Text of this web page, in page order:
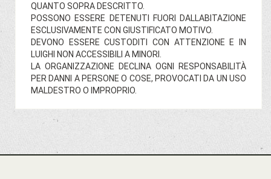
QUANTO SOPRA DESCRITTO.
POSSONO ESSERE DETENUTI FUORI DALLABITAZIONE
ESCLUSIVAMENTE CON GIUSTIFICATO MOTIVO.
DEVONO ESSERE CUSTODITI CON ATTENZIONE E IN
LUIGHI NON ACCESSIBILI A MINORI.
LA ORGANIZZAZIONE DECLINA OGNI RESPONSABILITÀ
PER DANNI A PERSONE O COSE, PROVOCATI DA UN USO
MALDESTRO O IMPROPRIO.